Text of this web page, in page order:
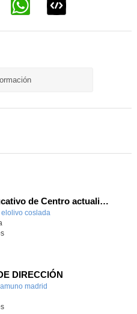
Proyecto Educativo de Centro actualizado 2026
elolivo coslada
DIRECCIÓN
madrid